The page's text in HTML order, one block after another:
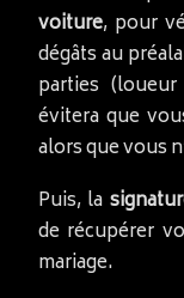
voiture, pour
dégâts au
parties
évitera que
alors que vous
Puis, la
de récupérer
mariage.